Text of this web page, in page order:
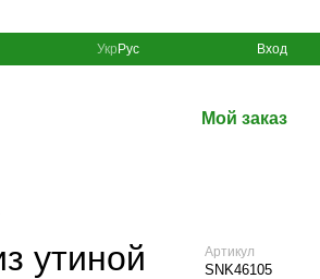
Укр Рус Вход
Мой заказ
утиной
Артикул
SNK46105